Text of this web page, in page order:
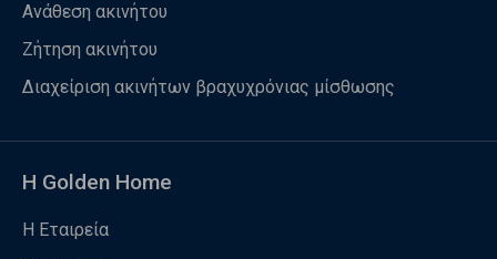
Ανάθεση ακινήτου
Ζήτηση ακινήτου
Διαχείριση ακινήτων βραχυχρόνιας μίσθωσης
Η Golden Home
Η Εταιρεία